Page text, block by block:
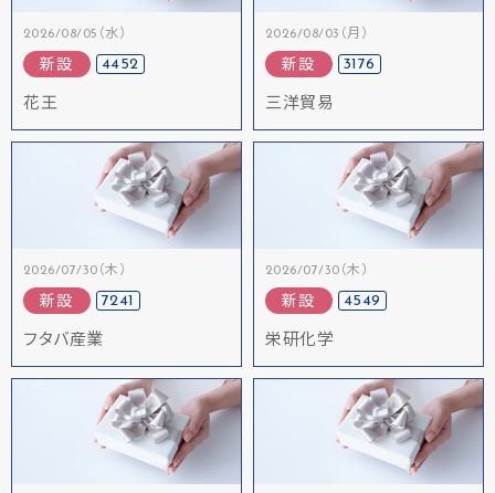
2026/08/05（水）
新設 4452
花王
2026/08/03（月）
新設 3176
三洋貿易
2026/07/30（木）
新設 7241
フタバ産業
2026/07/30（木）
新設 4549
栄研化学